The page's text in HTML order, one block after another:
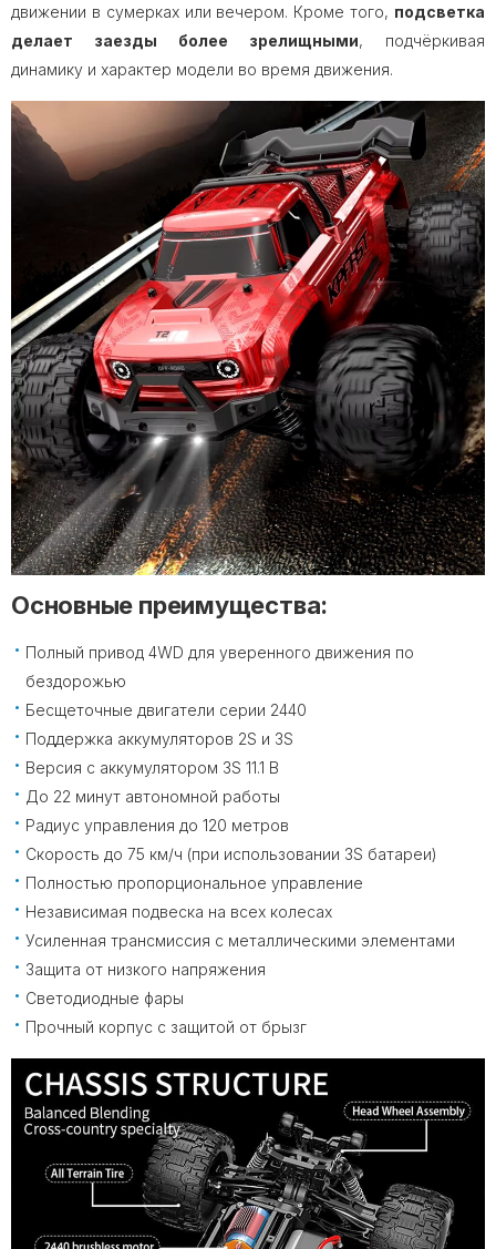
движении в сумерках или вечером. Кроме того, подсветка
делает заезды более зрелищными, подчёркивая
динамику и характер модели во время движения.
Основные преимущества:
Полный привод 4WD для уверенного движения по
бездорожью
Бесщеточные двигатели серии 2440
Поддержка аккумуляторов 2S и 3S
Версия с аккумулятором 3S 11.1 В
До 22 минут автономной работы
Радиус управления до 120 метров
Скорость до 75 км/ч (при использовании 3S батареи)
Полностью пропорциональное управление
Независимая подвеска на всех колесах
Усиленная трансмиссия с металлическими элементами
Защита от низкого напряжения
Светодиодные фары
Прочный корпус с защитой от брызг